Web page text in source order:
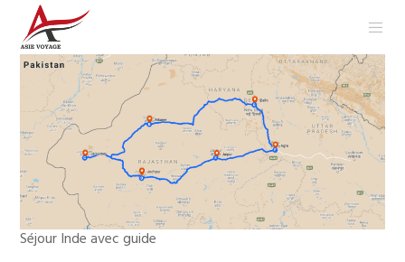
Séjour Inde avec guide